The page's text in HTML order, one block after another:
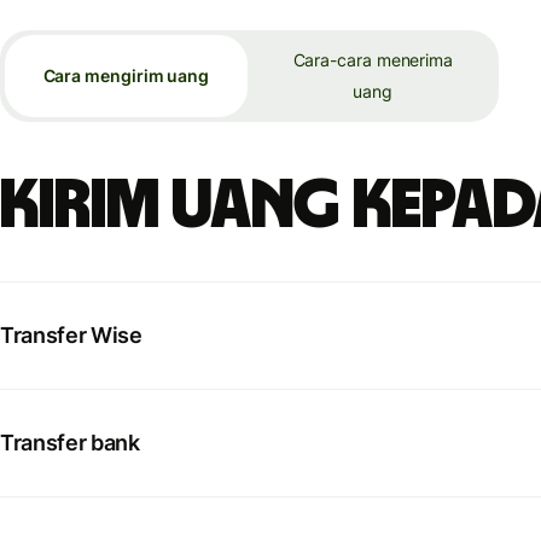
Cara mengirim uang
Cara-cara menerima
uang
Kirim uang
Transfer Wise
Transfer bank